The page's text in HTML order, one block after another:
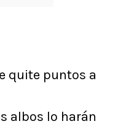
quite puntos a
albos lo harán